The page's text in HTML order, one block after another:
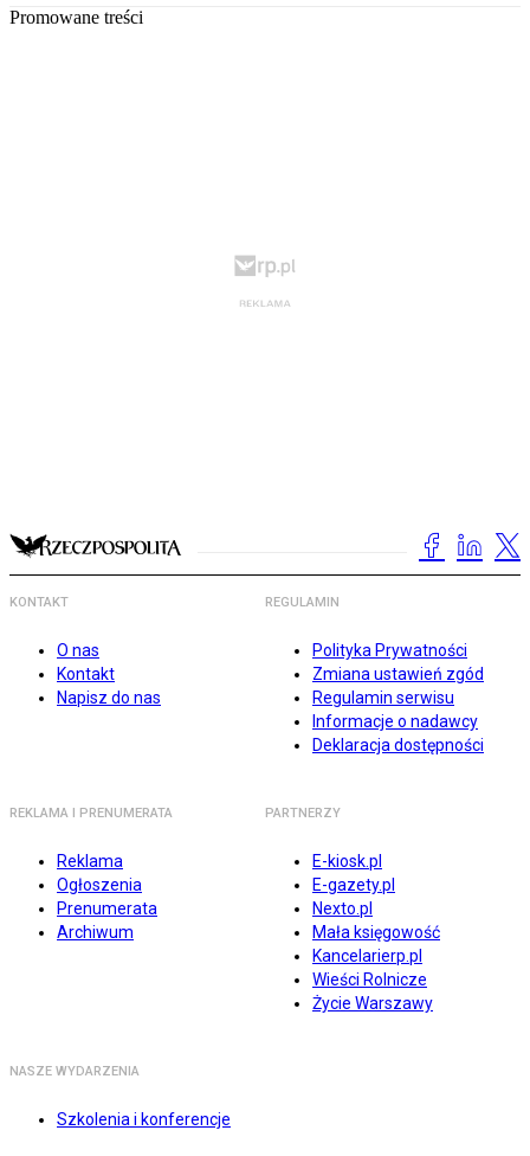
Promowane treści
KONTAKT
O nas
Kontakt
Napisz do nas
REGULAMIN
Polityka Prywatności
Zmiana ustawień zgód
Regulamin serwisu
Informacje o nadawcy
Deklaracja dostępności
REKLAMA I PRENUMERATA
Reklama
Ogłoszenia
Prenumerata
Archiwum
PARTNERZY
E-kiosk.pl
E-gazety.pl
Nexto.pl
Mała księgowość
Kancelarierp.pl
Wieści Rolnicze
Życie Warszawy
NASZE WYDARZENIA
Szkolenia i konferencje